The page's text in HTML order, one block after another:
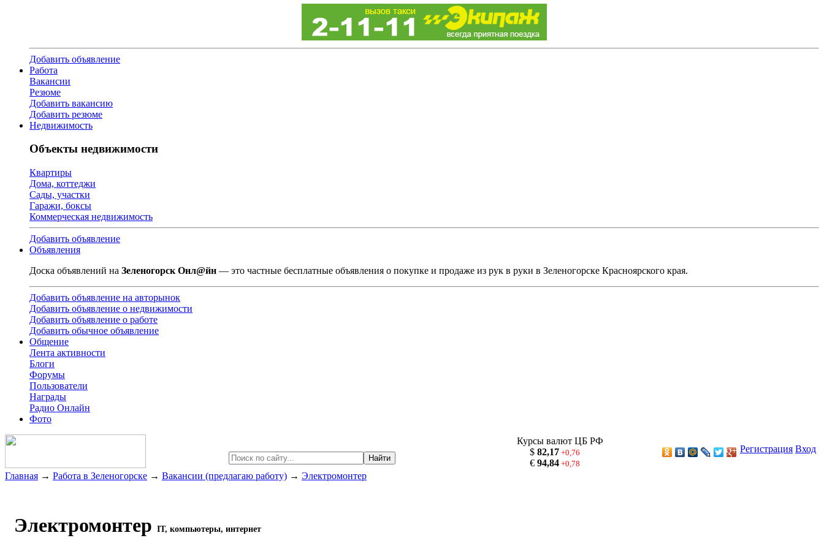
Добавить объявление
Работа
Вакансии
Резюме
Добавить вакансию
Добавить резюме
Недвижимость
Объекты недвижимости
Квартиры
Дома, коттеджи
Сады, участки
Гаражи, боксы
Коммерческая недвижимость
Добавить объявление
Объявления
Доска объявлений на Зеленогорск Онл@йн — это частные бесплатные объявления о покупке и продаже из рук в руки в Зеленогорске Красноярского края.
Добавить объявление на авторынок
Добавить объявление о недвижимости
Добавить объявление о работе
Добавить обычное объявление
Общение
Лента активности
Блоги
Форумы
Пользователи
Награды
Радио Онлайн
Фото
Найти
Курсы валют ЦБ РФ
$ 82,17+0,76
€ 94,84+0,78
Регистрация Вход
Главная → Работа в Зеленогорске → Вакансии (предлагаю работу) → Электромонтер
Электромонтер IT, компьютеры, интернет